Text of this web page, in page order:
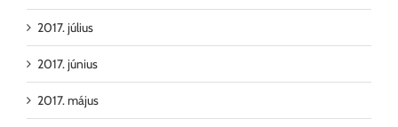
2017. július
2017. június
2017. május